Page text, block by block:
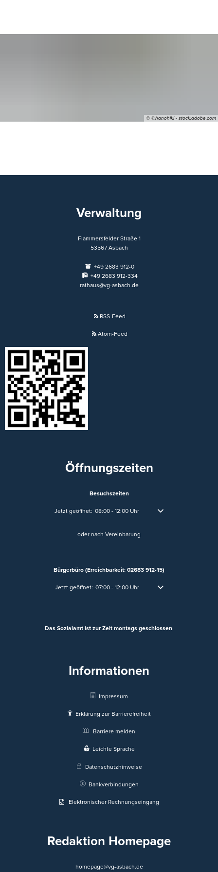
© ©hanohiki - stock.adobe.com
Verwaltung
Flammersfelder Straße 1
53567 Asbach
+49 2683 912-0
+49 2683 912-334
rathaus@vg-asbach.de
RSS-Feed
Atom-Feed
Öffnungszeiten
Besuchszeiten
Klicken, um weitere Öffnungs- oder Schließzeiten
Jetzt geöffnet: 08:00 - 12:00 Uhr Von 08:00 bis 12:00 Uhr
oder nach Vereinbarung
Bürgerbüro (Erreichbarkeit: 02683 912-15)
Klicken, um weitere Öffnungs- oder Schließzeiten
Jetzt geöffnet: 07:00- 12:00Uhr Von 07:00 bis 12:00 Uhr
Das Sozialamt ist zur Zeit montags geschlossen.
Informationen
Impressum
Erklärung zur Barrierefreiheit
Barriere melden
Leichte Sprache
Datenschutzhinweise
Bankverbindungen
Elektronischer Rechnungseingang
Redaktion Homepage
homepage@vg-asbach.de